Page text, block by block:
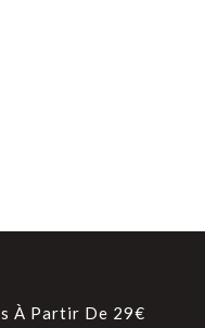
À Partir De 29€